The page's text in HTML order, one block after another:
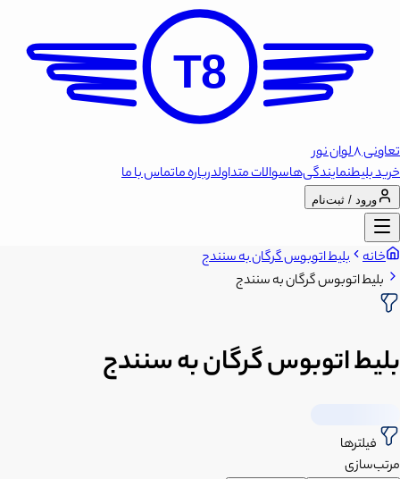
T8
تعاونی 8 لوان نور
خرید بلیطنمایندگی‌هاسوالات متداولدرباره ماتماس با ما
ورود / ثبت‌نام
خانه بلیط اتوبوس گرگان به سنندج
بلیط اتوبوس گرگان به سنندج
بلیط اتوبوس گرگان به سنندج
فیلترها
مرتب‌سازی